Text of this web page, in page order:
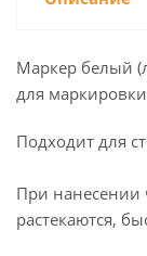
Маркер белый
для
Подходит для
При нанесении
растекаются,